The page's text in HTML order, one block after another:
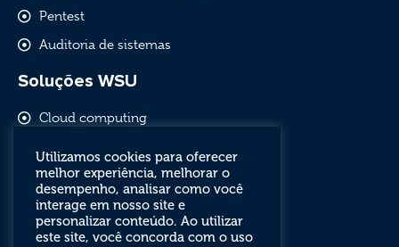
Pentest
Auditoria de sistemas
Soluções WSU
Cloud computing
Software livre e outsourcing
Segurança de redes
Utilizamos cookies para oferecer
melhor experiência, melhorar o
desempenho, analisar como você
interage em nosso site e
personalizar conteúdo. Ao utilizar
este site, você concorda com o uso